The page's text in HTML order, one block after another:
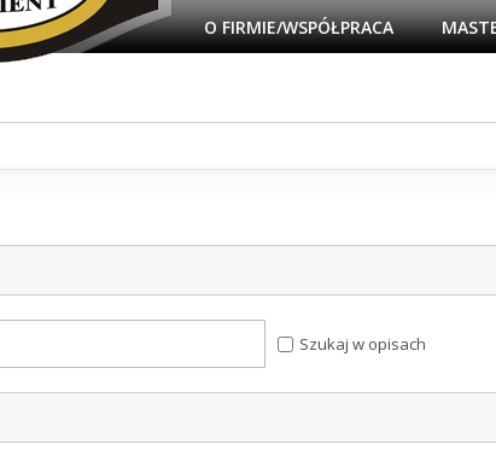
O FIRMIE/WSPÓŁPRACA
Szukaj w opisach